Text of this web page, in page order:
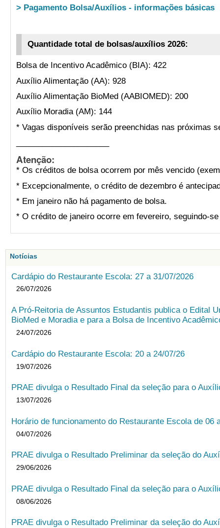
> Pagamento Bolsa/Auxílios - informações básicas
Quantidade total de bolsas/auxílios 2026:
Bolsa de Incentivo Acadêmico (BIA): 422
Auxílio Alimentação (AA): 928
Auxílio Alimentação BioMed (AABIOMED): 200
Auxílio Moradia (AM): 144
* Vagas disponíveis serão preenchidas nas próximas
Atenção:
* Os créditos de bolsa ocorrem por mês vencido
* Excepcionalmente, o crédito de dezembro é
* Em janeiro não há pagamento de bolsa.
* O crédito de janeiro ocorre em fevereiro, seguindo-
Notícias
Cardápio do Restaurante Escola: 27 a 31/07/2026
26/07/2026
A Pró-Reitoria de Assuntos Estudantis publica o Edital
BioMed e Moradia e para a Bolsa de Incentivo
24/07/2026
Cardápio do Restaurante Escola: 20 a 24/07/26
19/07/2026
PRAE divulga o Resultado Final da seleção para o
13/07/2026
Horário de funcionamento do Restaurante Escola de 06
04/07/2026
PRAE divulga o Resultado Preliminar da seleção do
29/06/2026
PRAE divulga o Resultado Final da seleção para o
08/06/2026
PRAE divulga o Resultado Preliminar da seleção do